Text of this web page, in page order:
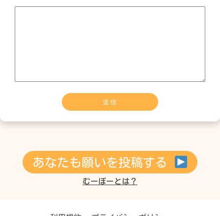
あなたも願いを投稿する
むーぼーとは？